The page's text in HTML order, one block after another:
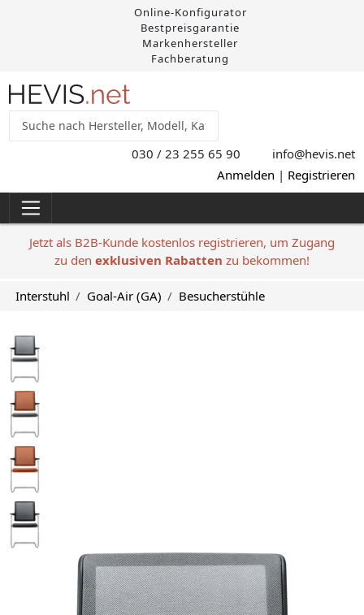
Online-Konfigurator
Bestpreisgarantie
Markenhersteller
Fachberatung
030 / 23 255 65 90 info@hevis.net
Anmelden | Registrieren
Jetzt als B2B-Kunde kostenlos registrieren, um Zugang
zu den exklusiven Rabatten zu bekommen!
Interstuhl Goal-Air (GA) Besucherstühle